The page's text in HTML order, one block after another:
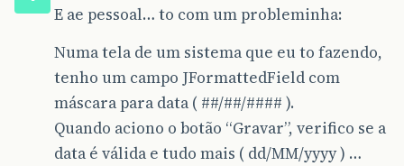
E ae pessoal… to com um probleminha:
Numa tela de um sistema que eu to fazendo,
tenho um campo JFormattedField com
máscara para data ( ##/##/#### ).
Quando aciono o botão “Gravar”, verifico se a
data é válida e tudo mais ( dd/MM/yyyy ) …